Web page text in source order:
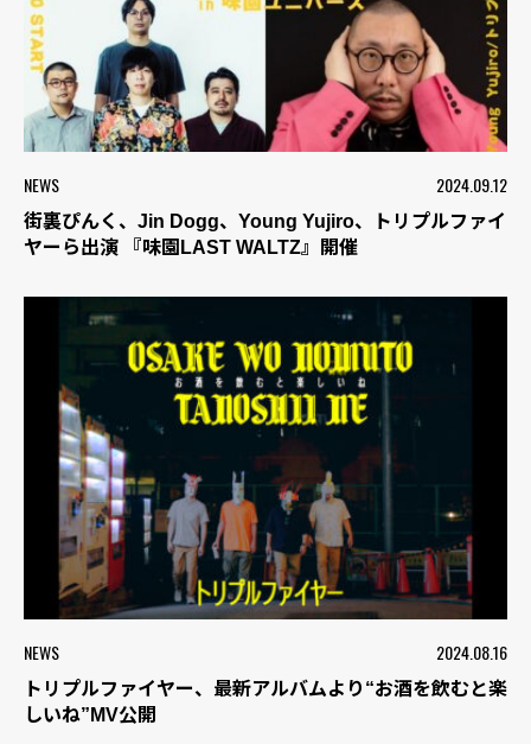
NEWS 2024.09.12
街裏ぴんく、Jin Dogg、Young Yujiro、トリプルファイ
ヤーら出演 『味園LAST WALTZ』開催
NEWS 2024.08.16
トリプルファイヤー、最新アルバムより“お酒を飲むと楽
しいね”MV公開